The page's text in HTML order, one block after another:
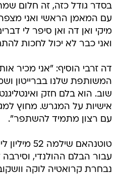
בסדר גודל כזה, זה חלום
עם המאמן הראשי ואני
מיקי ואן דה ואן סיפר לי
ואני כבר לא יכול לחכות
דה זרבי הוסיף: "אני מכיר
המשותפת שלנו בברייטון
שוב. הוא בלם חזק
אישיות על המגרש. מחוץ
עם רצון מתמיד להשתפר".
טוטנהאם
עבור הבלם ההולנדי,
נבחרת קרואטיה לוקה